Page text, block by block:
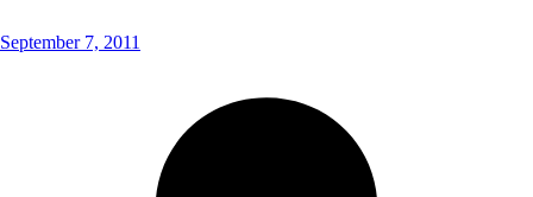
September 7, 2011